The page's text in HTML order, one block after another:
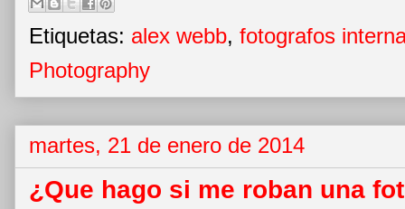
Etiquetas: alex webb, fotografos
Photography
martes, 21 de enero de 2014
¿Que hago si me roban una